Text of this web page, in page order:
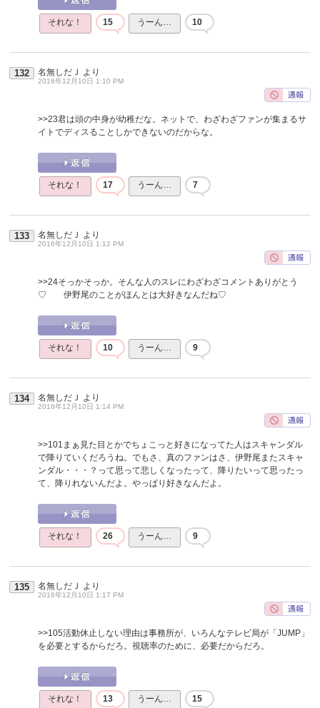
それな！ 15 うーん… 10
132 名無しだＪ より
2016年12月10日 1:10 PM
>>23君は頭の中身が幼稚だな。ネットで、わざわざファンが集まるサ
イトでディスることしかできないのだからな。
それな！ 17 うーん… 7
133 名無しだＪ より
2016年12月10日 1:12 PM
>>24そっかそっか。そんな人のスレにわざわざコメントありがとう
♡ 伊野尾のことがほんとは大好きなんだね♡
それな！ 10 うーん… 9
134 名無しだＪ より
2016年12月10日 1:14 PM
>>101 まぁ見た目とかでちょこっと好きになってた人はスキャンダル
で降りていくだろうね。でもさ、真のファンはさ、伊野尾またスキャ
ンダル・・・？って思って悲しくなったって、降りたいって思ったっ
て、降りれないんだよ。やっぱり好きなんだよ。
それな！ 26 うーん… 9
135 名無しだＪ より
2016年12月10日 1:17 PM
>>105活動休止しない理由は事務所が、いろんなテレビ局が「JUMP」
を必要とするからだろ。視聴率のために、必要だからだろ。
それな！ 13 うーん… 15